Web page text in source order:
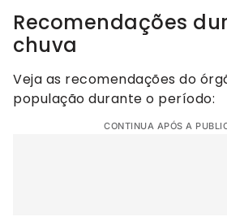
Recomendações
chuva
Veja as recomendações do
população durante o período:
CONTINUA APÓS A